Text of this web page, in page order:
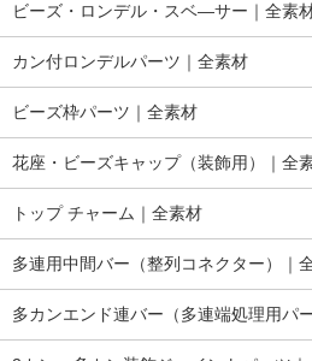
ビーズ・ロンデル・スベ―サー｜全素
カン付ロンデルパーツ｜全素材
ビーズ枠パーツ｜全素材
花座・ビーズキャップ（装飾用）｜全
トップ チャーム｜全素材
多連用中間バー（整列コネクター）｜
多カンエンド連バー（多連端処理用パ